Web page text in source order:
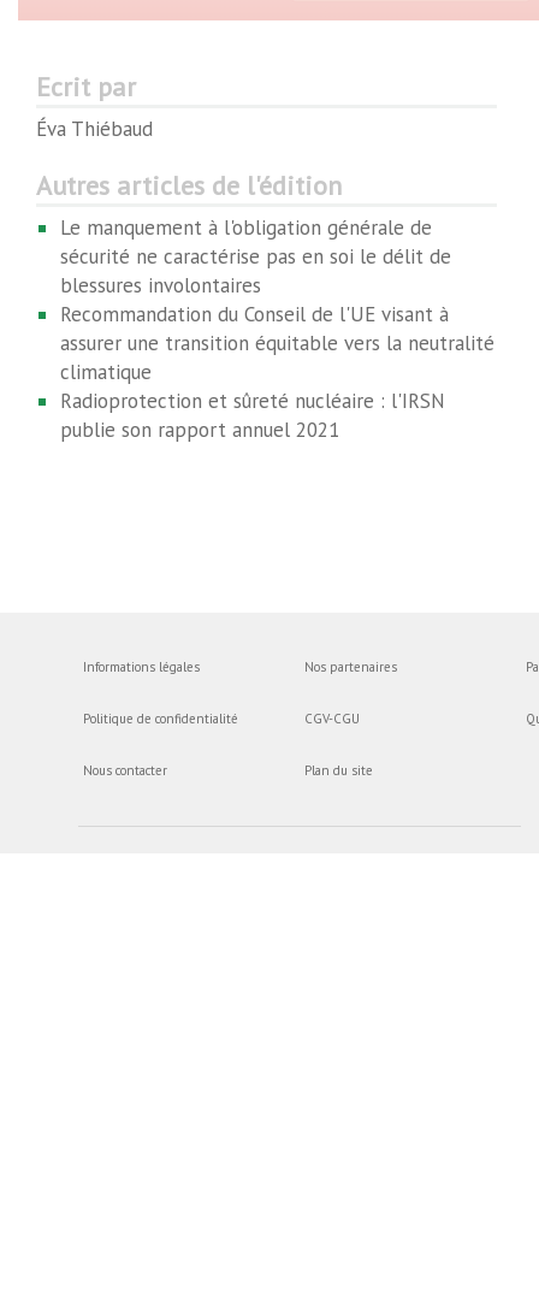
Ecrit par
Éva Thiébaud
Autres articles de l'édition
Le manquement à l'obligation générale de
sécurité ne caractérise pas en soi le délit de
blessures involontaires
Recommandation du Conseil de l'UE visant à
assurer une transition équitable vers la neutralité
climatique
Radioprotection et sûreté nucléaire : l'IRSN
publie son rapport annuel 2021
Informations légales
Politique de confidentialité
Nous contacter
Nos partenaires
CGV-CGU
Plan du site